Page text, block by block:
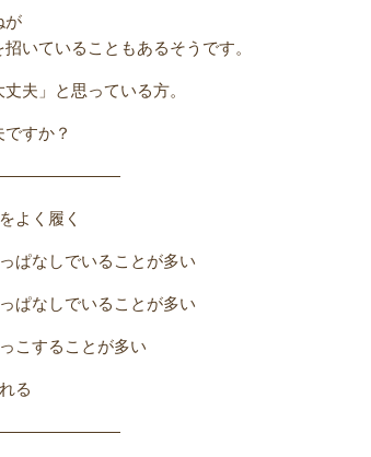
が
いていることもあるそうです。
丈夫」と思っている方。
すか？
よく履く
ぱなしでいることが多い
ぱなしでいることが多い
こすることが多い
る